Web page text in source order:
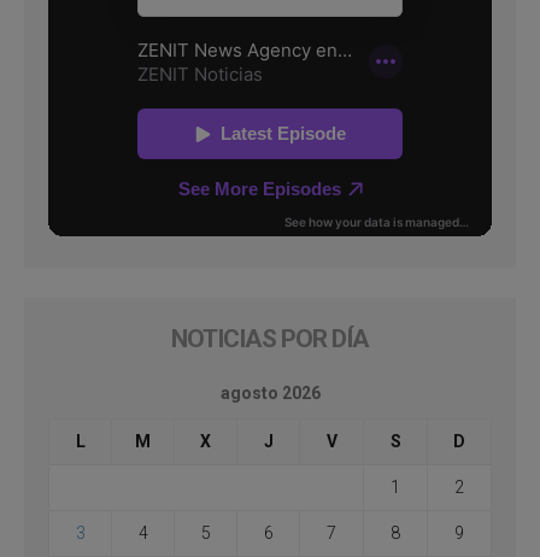
NOTICIAS POR DÍA
agosto 2026
L M X J V S D
1 2
3 4 5 6 7 8 9